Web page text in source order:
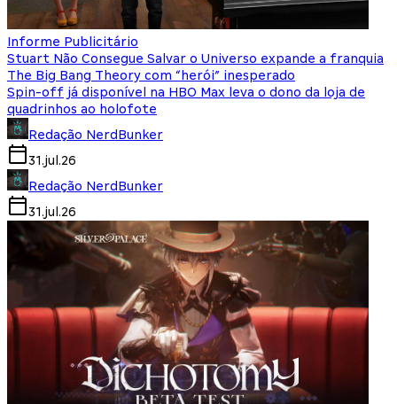
Informe Publicitário
Stuart Não Consegue Salvar o Universo expande a franquia
The Big Bang Theory com “herói” inesperado
Spin-off já disponível na HBO Max leva o dono da loja de
quadrinhos ao holofote
Redação NerdBunker
31.jul.26
Redação NerdBunker
31.jul.26